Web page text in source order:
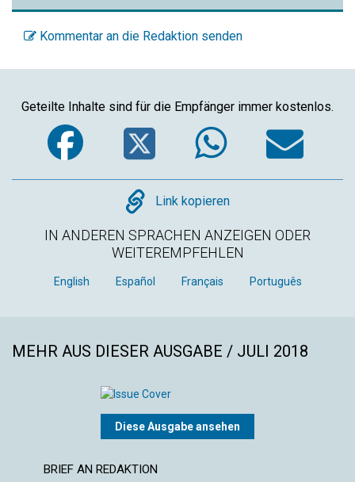
Kommentar an die Redaktion senden
Geteilte Inhalte sind für die Empfänger immer kostenlos.
Facebook
Twitter
Copy
Link kopieren
IN ANDEREN SPRACHEN ANZEIGEN ODER
WEITEREMPFEHLEN
English Español Français Português
MEHR AUS DIESER AUSGABE / JULI 2018
Diese Ausgabe ansehen
BRIEF AN REDAKTION